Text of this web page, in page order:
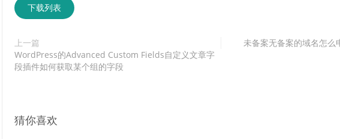
下载列表
上一篇
WordPress的Advanced Custom Fields自定义文章字
段插件如何获取某个组的字段
未备案无备案的域名怎么
猜你喜欢